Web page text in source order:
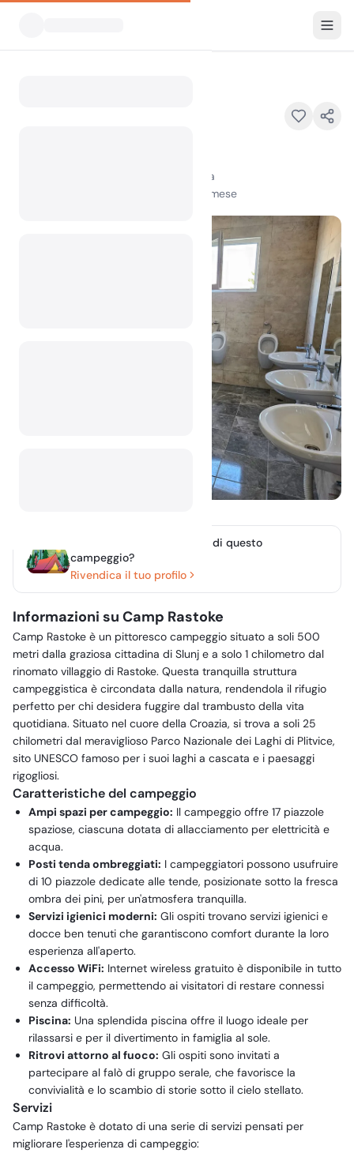
Rakovačka ul. 8, 47240, Slunj, Croatia
visualizzazioni nell'ultimo mese
Sei il proprietario o gestori di questo
campeggio?
Rivendica il tuo profilo
Informazioni su Camp Rastoke
Camp Rastoke è un pittoresco campeggio situato a soli 500
metri dalla graziosa cittadina di Slunj e a solo 1 chilometro dal
rinomato villaggio di Rastoke. Questa tranquilla struttura
campeggistica è circondata dalla natura, rendendola il rifugio
perfetto per chi desidera fuggire dal trambusto della vita
quotidiana. Situato nel cuore della Croazia, si trova a soli 25
chilometri dal meraviglioso Parco Nazionale dei Laghi di Plitvice,
sito UNESCO famoso per i suoi laghi a cascata e i paesaggi
rigogliosi.
Caratteristiche del campeggio
Ampi spazi per campeggio: Il campeggio offre 17 piazzole
spaziose, ciascuna dotata di allacciamento per elettricità e
acqua.
Posti tenda ombreggiati: I campeggiatori possono usufruire
di 10 piazzole dedicate alle tende, posizionate sotto la fresca
ombra dei pini, per un'atmosfera tranquilla.
Servizi igienici moderni: Gli ospiti trovano servizi igienici e
docce ben tenuti che garantiscono comfort durante la loro
esperienza all'aperto.
Accesso WiFi: Internet wireless gratuito è disponibile in tutto
il campeggio, permettendo ai visitatori di restare connessi
senza difficoltà.
Piscina: Una splendida piscina offre il luogo ideale per
rilassarsi e per il divertimento in famiglia al sole.
Ritrovi attorno al fuoco: Gli ospiti sono invitati a
partecipare al falò di gruppo serale, che favorisce la
convivialità e lo scambio di storie sotto il cielo stellato.
Servizi
Camp Rastoke è dotato di una serie di servizi pensati per
migliorare l'esperienza di campeggio: